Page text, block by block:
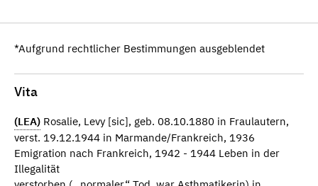
*Aufgrund rechtlicher Bestimmungen ausgeblendet
Vita
(LEA) Rosalie, Levy [sic], geb. 08.10.1880 in Fraulautern,
verst. 19.12.1944 in Marmande/Frankreich, 1936
Emigration nach Frankreich, 1942 - 1944 Leben in der
Illegalität